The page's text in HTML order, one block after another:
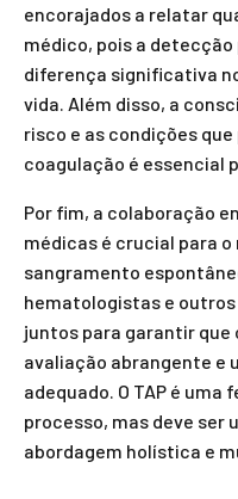
encorajados a relatar
médico, pois a
diferença significativa
vida. Além disso, a
risco e as condições
coagulação é essencial
Por fim, a colaboração
médicas é crucial para
sangramento
hematologistas e
juntos para garantir que
avaliação abrangente e
adequado. O TAP é
processo, mas deve ser
abordagem holística e